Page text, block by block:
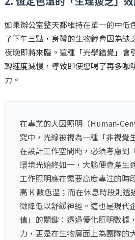
如果辦公室整天都維持在單一的中低
了下午三點，身體的生物鐘會因為缺
夜晚即將來臨。這種「光學錯覺」會
轉速度減慢，導致即使您喝了再多咖
力。
在專業的人因照明（Human-
究中，光線被視為一種「非視覺
在設計工作空間時，必須考慮到
環境光始終如一，大腦便會產生
工作照明應在需要高度專注的時
高 K 數色溫；而在休息時段則透
微降低以舒緩神經。這也是現代
值」的關鍵：透過優化照明數據
力，更是在生物層面上為團隊的